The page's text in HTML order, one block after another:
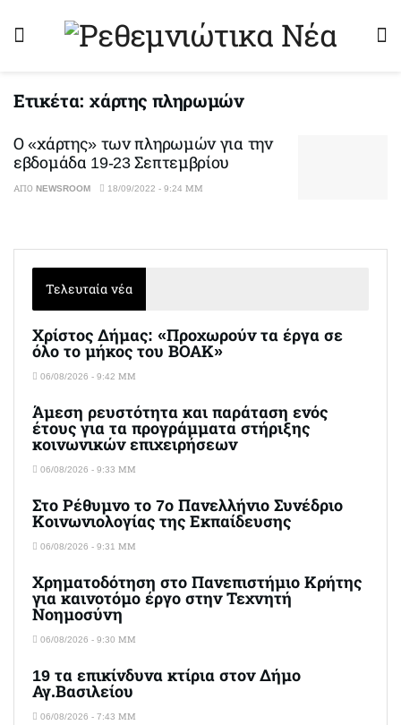
Ετικέτα:χάρτης πληρωμών
Ο «χάρτης» των πληρωμών για την
εβδομάδα 19-23 Σεπτεμβρίου
ΑΠΌ NEWSROOM 18/09/2022 - 9:24 ΜΜ
Τελευταία νέα
Χρίστος Δήμας: «Προχωρούν τα έργα σε
όλο το μήκος του ΒΟΑΚ»
06/08/2026 - 9:42 ΜΜ
Άμεση ρευστότητα και παράταση ενός
έτους για τα προγράμματα στήριξης
κοινωνικών επιχειρήσεων
06/08/2026 - 9:33 ΜΜ
Στο Ρέθυμνο το 7ο Πανελλήνιο Συνέδριο
Κοινωνιολογίας της Εκπαίδευσης
06/08/2026 - 9:31 ΜΜ
Χρηματοδότηση στο Πανεπιστήμιο Κρήτης
για καινοτόμο έργο στην Τεχνητή
Νοημοσύνη
06/08/2026 - 9:30 ΜΜ
19 τα επικίνδυνα κτίρια στον Δήμο
Αγ.Βασιλείου
06/08/2026 - 7:43 ΜΜ